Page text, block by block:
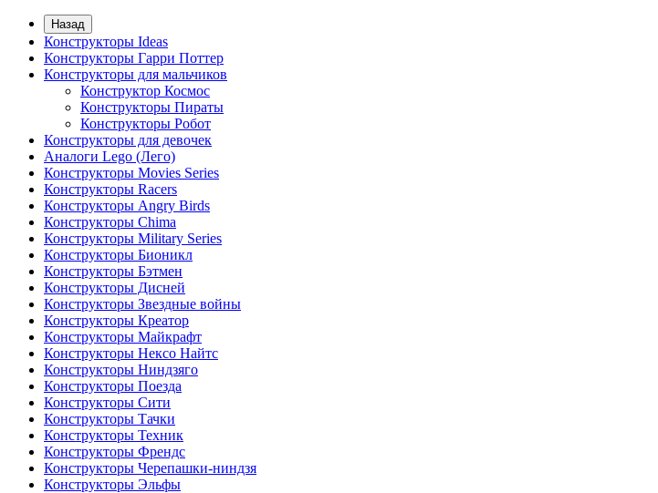
Назад
Конструкторы Ideas
Конструкторы Гарри Поттер
Конструкторы для мальчиков
Конструктор Космос
Конструкторы Пираты
Конструкторы Робот
Конструкторы для девочек
Аналоги Lego (Лего)
Конструкторы Movies Series
Конструкторы Racers
Конструкторы Angry Birds
Конструкторы Chima
Конструкторы Military Series
Конструкторы Бионикл
Конструкторы Бэтмен
Конструкторы Дисней
Конструкторы Звездные войны
Конструкторы Креатор
Конструкторы Майкрафт
Конструкторы Нексо Найтс
Конструкторы Ниндзяго
Конструкторы Поезда
Конструкторы Сити
Конструкторы Тачки
Конструкторы Техник
Конструкторы Френдс
Конструкторы Черепашки-ниндзя
Конструкторы Эльфы